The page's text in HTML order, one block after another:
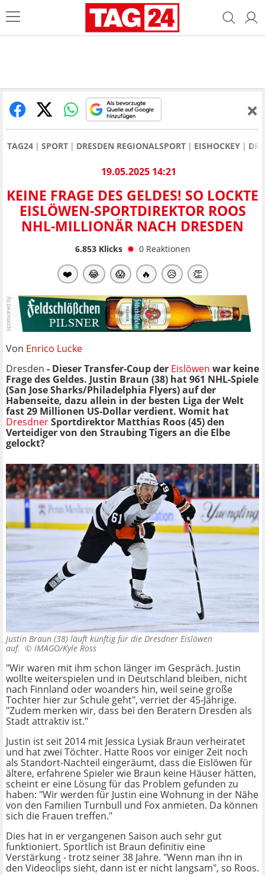
TAG24 SPORT DRESDEN REGIONALSPORT EISHOCKEY
19.05.2025 14:21
KEINE FRAGE DES GELDES! SO LOCKTE
EISLÖWEN-SPORTDIREKTOR ROOS
NHL-MILLIONÄR NACH DRESDEN
6.853Klicks 0 Reaktionen
❤️ 😂 😱 🔥 😥 👏
Von Enrico Lucke
Dresden - Dieser Transfer-Coup der Eislöwen war keine
Frage des Geldes. Justin Braun (38) hat 961 NHL-Spiele
(San Jose Sharks/Philadelphia Flyers) auf der
Habenseite, dazu allein in der besten Liga der Welt
fast 29 Millionen US-Dollar verdient. Womit hat
DresdnerSportdirektor Matthias Roos (45) den
Verteidiger von den Straubing Tigers an die Elbe
gelockt?
Justin Braun (38) läuft künftig für die Dresdner Eislöwen
auf. © IMAGO/Kyle Ross
"Wir waren mit ihm schon länger im Gespräch. Justin
wollte weiterspielen und in Deutschland bleiben, nicht
nach Finnland oder woanders hin, weil seine große
Tochter hier zur Schule geht", verriet der 45-Jährige.
"Zudem merken wir, dass bei den Beratern Dresden als
Stadt attraktiv ist."
Justin ist seit 2014 mit Jessica Lysiak Braun verheiratet
und hat zwei Töchter. Hatte Roos vor einiger Zeit noch
als Standort-Nachteil eingeräumt, dass die Eislöwen für
ältere, erfahrene Spieler wie Braun keine Häuser hätten,
scheint er eine Lösung für das Problem gefunden zu
haben: "Wir werden für Justin eine Wohnung in der Nähe
von den Familien Turnbull und Fox anmieten. Da können
sich die Frauen treffen."
Dies hat in er vergangenen Saison auch sehr gut
funktioniert. Sportlich ist Braun definitiv eine
Verstärkung - trotz seiner 38 Jahre. "Wenn man ihn in
den Videoclips sieht, dann ist er nicht langsam", so Roos.